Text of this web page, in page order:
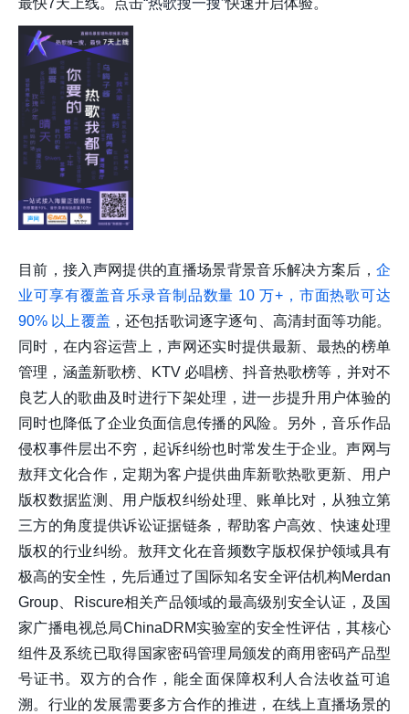
最快7天上线。点击“热歌搜一搜”快速开启体验。
目前，接入声网提供的直播场景背景音乐解决方案后， 企
业可享有覆盖音乐录音制品数量 10 万+，市面热歌可达
90% 以上覆盖 ，还包括歌词逐字逐句、高清封面等功能。
同时，在内容运营上，声网还实时提供最新、最热的榜单
管理，涵盖新歌榜、KTV 必唱榜、抖音热歌榜等，并对不
良艺人的歌曲及时进行下架处理，进一步提升用户体验的
同时也降低了企业负面信息传播的风险。另外，音乐作品
侵权事件层出不穷，起诉纠纷也时常发生于企业。声网与
敖拜文化合作，定期为客户提供曲库新歌热歌更新、用户
版权数据监测、用户版权纠纷处理、账单比对，从独立第
三方的角度提供诉讼证据链条，帮助客户高效、快速处理
版权的行业纠纷。敖拜文化在音频数字版权保护领域具有
极高的安全性，先后通过了国际知名安全评估机构Merdan
Group、Riscure相关产品领域的最高级别安全认证，及国
家广播电视总局ChinaDRM实验室的安全性评估，其核心
组件及系统已取得国家密码管理局颁发的商用密码产品型
号证书。双方的合作，能全面保障权利人合法收益可追
溯。行业的发展需要多方合作的推进，在线上直播场景的